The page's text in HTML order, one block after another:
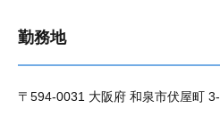
勤務地
〒594-0031 大阪府 和泉市伏屋町